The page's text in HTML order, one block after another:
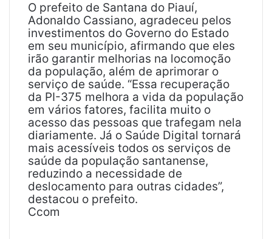
O prefeito de Santana do Piauí,
Adonaldo Cassiano, agradeceu pelos
investimentos do Governo do Estado
em seu município, afirmando que eles
irão garantir melhorias na locomoção
da população, além de aprimorar o
serviço de saúde. “Essa recuperação
da PI-375 melhora a vida da população
em vários fatores, facilita muito o
acesso das pessoas que trafegam nela
diariamente. Já o Saúde Digital tornará
mais acessíveis todos os serviços de
saúde da população santanense,
reduzindo a necessidade de
deslocamento para outras cidades”,
destacou o prefeito.
Ccom